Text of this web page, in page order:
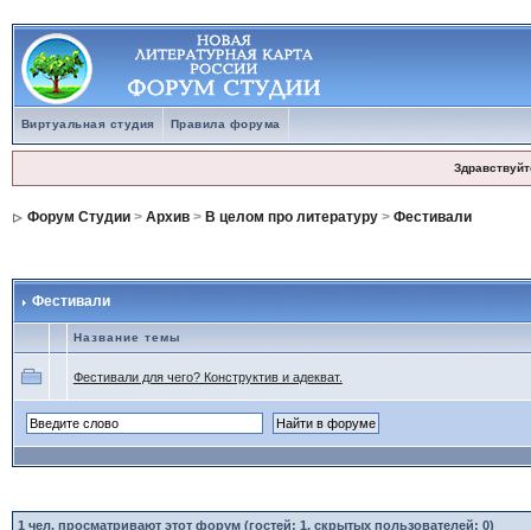
Виртуальная студия Правила форума
Форум Студии> Архив> В целом про литературу> Фестивали
Фестивали
Название темы
Фестивали для чего? Конструктив и адекват.
1 чел. просматривают этот форум (гостей: 1, скрытых пользователей: 0)